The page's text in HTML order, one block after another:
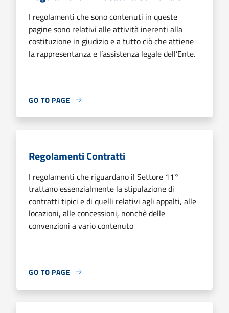
I regolamenti che sono contenuti in queste
pagine sono relativi alle attività inerenti alla
costituzione in giudizio e a tutto ciò che attiene
la rappresentanza e l’assistenza legale dell’Ente.
GO TO PAGE
Regolamenti Contratti
I regolamenti che riguardano il Settore 11°
trattano essenzialmente la stipulazione di
contratti tipici e di quelli relativi agli appalti, alle
locazioni, alle concessioni, nonchè delle
convenzioni a vario contenuto
GO TO PAGE